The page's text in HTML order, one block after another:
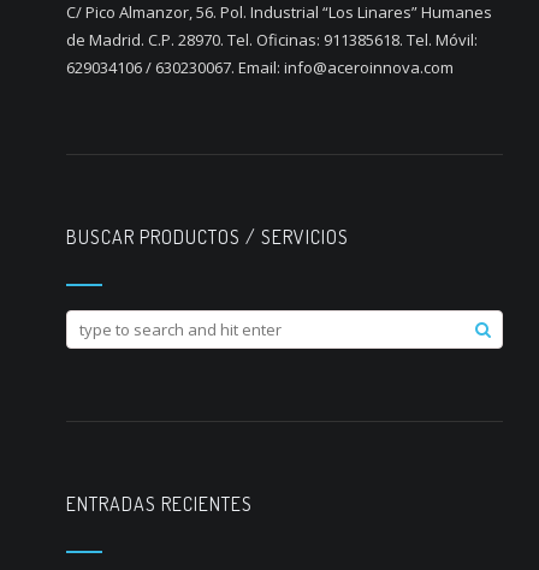
C/ Pico Almanzor, 56. Pol. Industrial “Los Linares” Humanes
de Madrid. C.P. 28970. Tel. Oficinas: 911385618. Tel. Móvil:
629034106 / 630230067. Email: info@aceroinnova.com
BUSCAR PRODUCTOS / SERVICIOS
ENTRADAS RECIENTES